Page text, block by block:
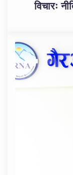
विचारः